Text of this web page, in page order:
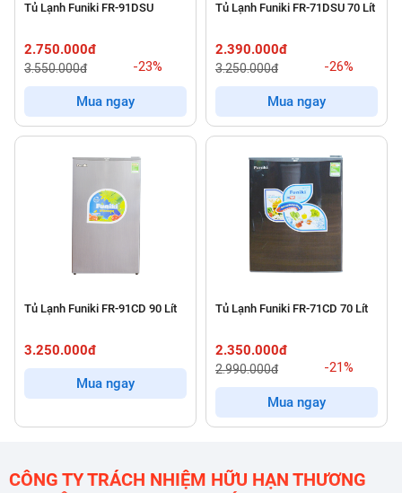
Tủ Lạnh Funiki FR-91DSU
2.750.000đ
3.550.000đ -23%
Mua ngay
Tủ Lạnh Funiki FR-71DSU 70 Lít
2.390.000đ
3.250.000đ -26%
Mua ngay
Tủ Lạnh Funiki FR-91CD 90 Lít
3.250.000đ
Mua ngay
Tủ Lạnh Funiki FR-71CD 70 Lít
2.350.000đ
2.990.000đ -21%
Mua ngay
CÔNG TY TRÁCH NHIỆM HỮU HẠN THƯƠNG